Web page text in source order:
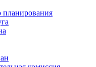
планирования